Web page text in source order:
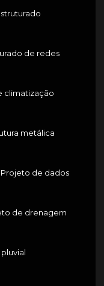
de redes
climatização
metálica
Projeto de dados
de drenagem